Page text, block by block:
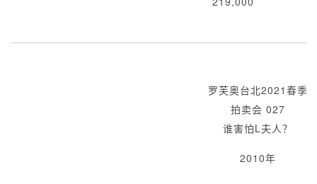
罗芙奥台北2021春季
拍卖会 027
谁害怕L夫人？
2010年